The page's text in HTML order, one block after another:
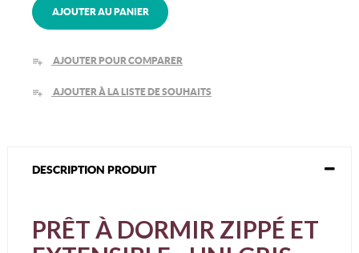
AJOUTER AU PANIER
playlist_add AJOUTER POUR COMPARER
playlist_add AJOUTER À LA LISTE DE SOUHAITS
DESCRIPTION PRODUIT
PRÊT À DORMIR ZIPPÉ ET